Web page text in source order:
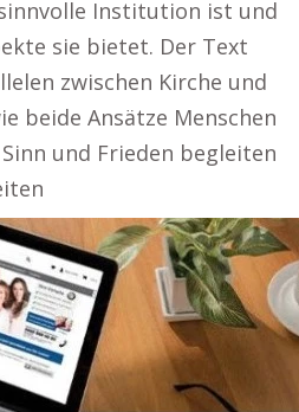
Institution ist und
sie bietet. Der Text
zwischen Kirche und
beide Ansätze Menschen
und Frieden begleiten